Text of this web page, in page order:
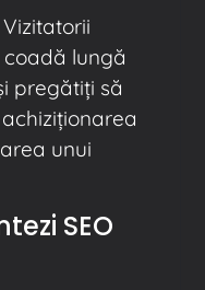
lungă
pregătiți să
unui
SEO